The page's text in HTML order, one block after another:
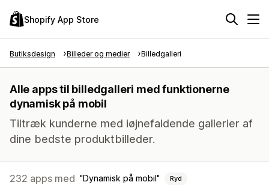
Shopify App Store
Butiksdesign Billeder og medier Billedgalleri
Alle apps til billedgalleri med funktionerne
dynamisk på mobil
Tiltræk kunderne med iøjnefaldende gallerier af
dine bedste produktbilleder.
232 apps med Dynamisk på mobil Ryd